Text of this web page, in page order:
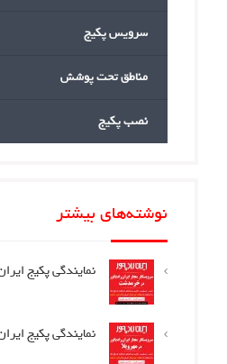
سرویس پکیج
مناطق تحت پوشش
نصب پکیج
نوشته‌های بیشتر
نمایندگی پکیج
نمایندگی پکیج